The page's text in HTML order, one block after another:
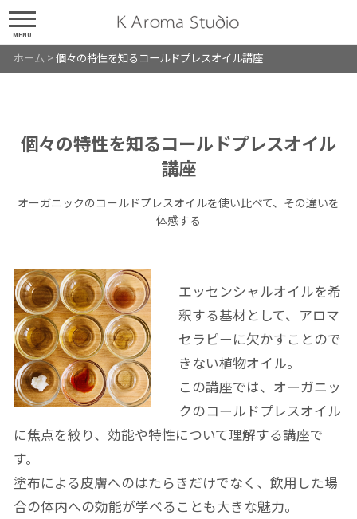
MENU
ホーム >個々の特性を知るコールドプレスオイル講座
個々の特性を知るコールドプレスオイル
講座
オーガニックのコールドプレスオイルを使い比べて、その違いを
体感する
エッセンシャルオイルを希
釈する基材として、アロマ
セラピーに欠かすことので
きない植物オイル。
この講座では、オーガニッ
クのコールドプレスオイル
に焦点を絞り、効能や特性について理解する講座で
す。
塗布による皮膚へのはたらきだけでなく、飲用した場
合の体内への効能が学べることも大きな魅力。